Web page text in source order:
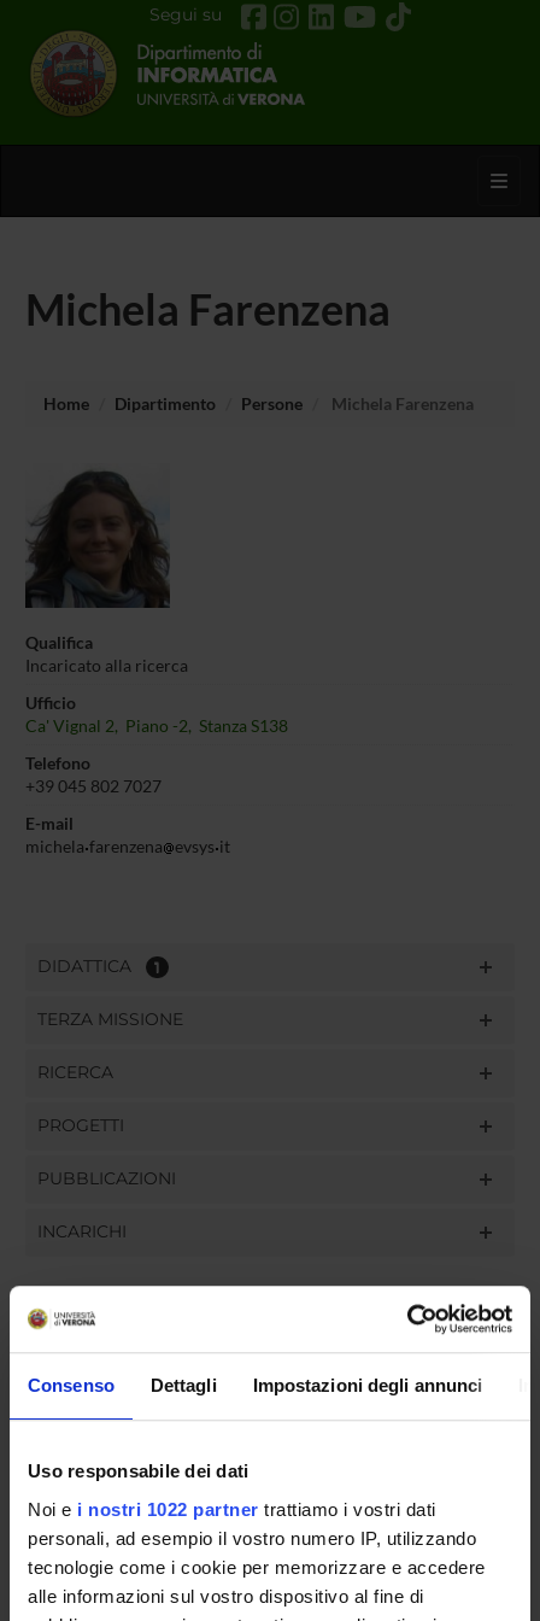
Consenso Dettagli Impostazioni degli annunci
Uso responsabile dei dati
Noi e i nostri 1022 partner trattiamo i vostri dati
personali, ad esempio il vostro numero IP, utilizzando
tecnologie come i cookie per memorizzare e accedere
alle informazioni sul vostro dispositivo al fine di
Segui su
Michela Farenzena
Home Dipartimento Persone Michela Farenzena
Qualifica
Incaricato alla ricerca
Ufficio
Ca' Vignal 2, Piano -2, Stanza S138
Telefono
+39 045 802 7027
E-mail
michela farenzena evsys it
DIDATTICA 1
TERZA MISSIONE
RICERCA
PROGETTI
PUBBLICAZIONI
INCARICHI
GOVERNANCE
COMMISSIONI
UFFICI E STRUTTURE DI SERVIZIO
SERVIZI DI SEGRETERIA STUDENTI